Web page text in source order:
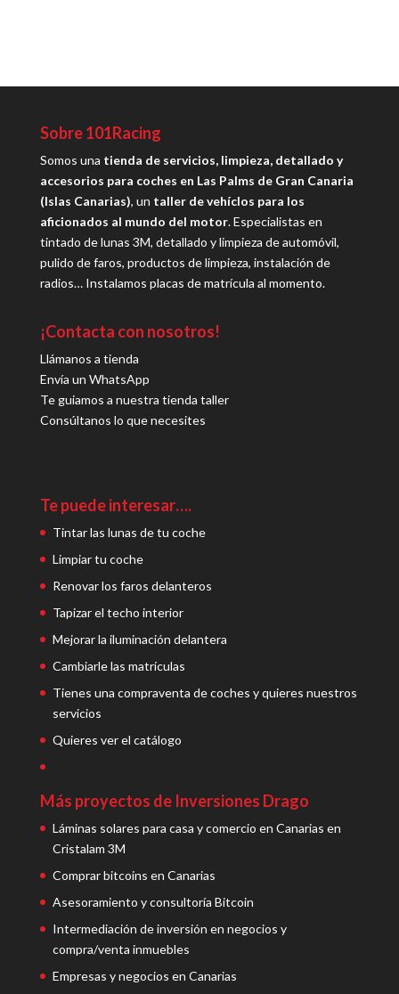
Sobre 101Racing
Somos una tienda de servicios, limpieza, detallado y
accesorios para coches en Las Palms de Gran Canaria
(Islas Canarias), un taller de vehíclos para los
aficionados al mundo del motor. Especialistas en
tintado de lunas 3M, detallado y limpieza de automóvil,
pulido de faros, productos de limpieza, instalación de
radios… Instalamos placas de matrícula al momento.
¡Contacta con nosotros!
Llámanos a tienda
Envía un WhatsApp
Te guiamos a nuestra tienda taller
Consúltanos lo que necesites
Te puede interesar….
Tintar las lunas de tu coche
Limpiar tu coche
Renovar los faros delanteros
Tapizar el techo interior
Mejorar la iluminación delantera
Cambiarle las matrículas
Tienes una compraventa de coches y quieres nuestros
servicios
Quieres ver el catálogo
Más proyectos de Inversiones Drago
Láminas solares para casa y comercio en Canarias en
Cristalam 3M
Comprar bitcoins en Canarias
Asesoramiento y consultoría Bitcoin
Intermediación de inversión en negocios y
compra/venta inmuebles
Empresas y negocios en Canarias